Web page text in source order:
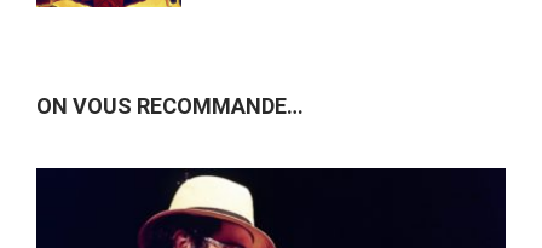
ON VOUS RECOMMANDE…